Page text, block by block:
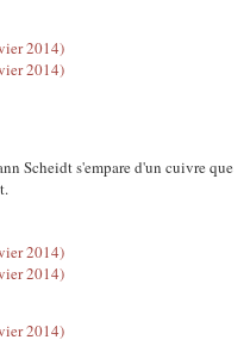
Scheidt s'empare d'un cuivre que